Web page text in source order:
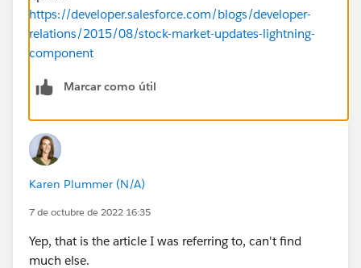
https://developer.salesforce.com/blogs/developer-
relations/2015/08/stock-market-updates-lightning-
component
Marcar como útil
Karen Plummer (N/A)
7 de octubre de 2022 16:35
Yep, that is the article I was referring to, can't find
much else.